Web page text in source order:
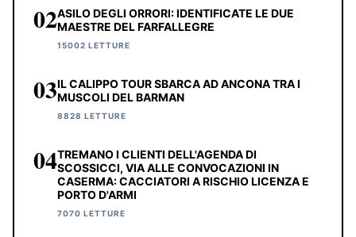
02ASILO DEGLI ORRORI: IDENTIFICATE LE DUE
MAESTRE DEL FARFALLEGRE
15002 LETTURE
03IL CALIPPO TOUR SBARCA AD ANCONA TRA I
MUSCOLI DEL BARMAN
8828 LETTURE
04TREMANO I CLIENTI DELL'AGENDA DI
SCOSSICCI, VIA ALLE CONVOCAZIONI IN
CASERMA: CACCIATORI A RISCHIO LICENZA E
PORTO D'ARMI
7070 LETTURE